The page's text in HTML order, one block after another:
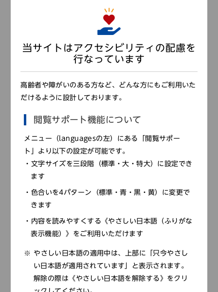
お申し込み方法
当日受付
当サイトはアクセシビリティの配慮を
行なっています
高齢者や障がいのある方など、どんな方にもご利用いた
だけるように設計しております。
閲覧サポート機能について
メニュー（languagesの左）にある「閲覧サポー
ト」より以下の設定が可能です。
文字サイズを三段階（標準・大・特大）に設定でき
ます
色合いを4パターン（標準・青・黒・黄）に変更で
きます
内容を読みやすくする《やさしい日本語（ふりがな
表示機能）》をご利用いただけます
やさしい日本語の適用中は、上部に「只今やさし
い日本語が適用されています」と表示されます。
解除の際は《やさしい日本語を解除する》をクリ